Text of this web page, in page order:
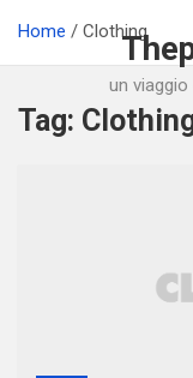
un
Home Clothing
Tag: